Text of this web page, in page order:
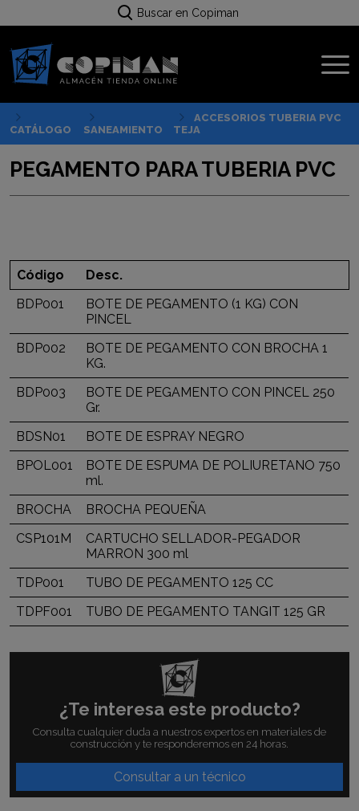
Buscar en Copiman
CATÁLOGO SANEAMIENTO
ACCESORIOS TUBERIA PVC
TEJA
PEGAMENTO PARA TUBERIA PVC
Código
Desc.
BDP001
BOTE DE PEGAMENTO (1 KG) CON
PINCEL
BDP002
BOTE DE PEGAMENTO CON BROCHA 1
KG.
BDP003
BOTE DE PEGAMENTO CON PINCEL 250
Gr.
BDSN01
BOTE DE ESPRAY NEGRO
BPOL001
BOTE DE ESPUMA DE POLIURETANO 750
ml.
BROCHA
BROCHA PEQUEÑA
CSP101M
CARTUCHO SELLADOR-PEGADOR
MARRON 300 ml
TDP001
TUBO DE PEGAMENTO 125 CC
TDPF001
TUBO DE PEGAMENTO TANGIT 125 GR
¿Te interesa este producto?
Consulta cualquier duda a nuestros expertos en materiales de
construcción y te responderemos en 24 horas.
Consultar a un técnico